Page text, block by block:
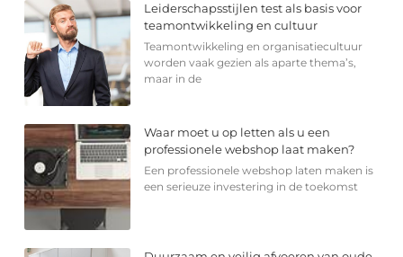
Leiderschapsstijlen test als basis voor
teamontwikkeling en cultuur
Teamontwikkeling en organisatiecultuur
worden vaak gezien als aparte thema’s,
maar in de
Waar moet u op letten als u een
professionele webshop laat maken?
Een professionele webshop laten maken is
een serieuze investering in de toekomst